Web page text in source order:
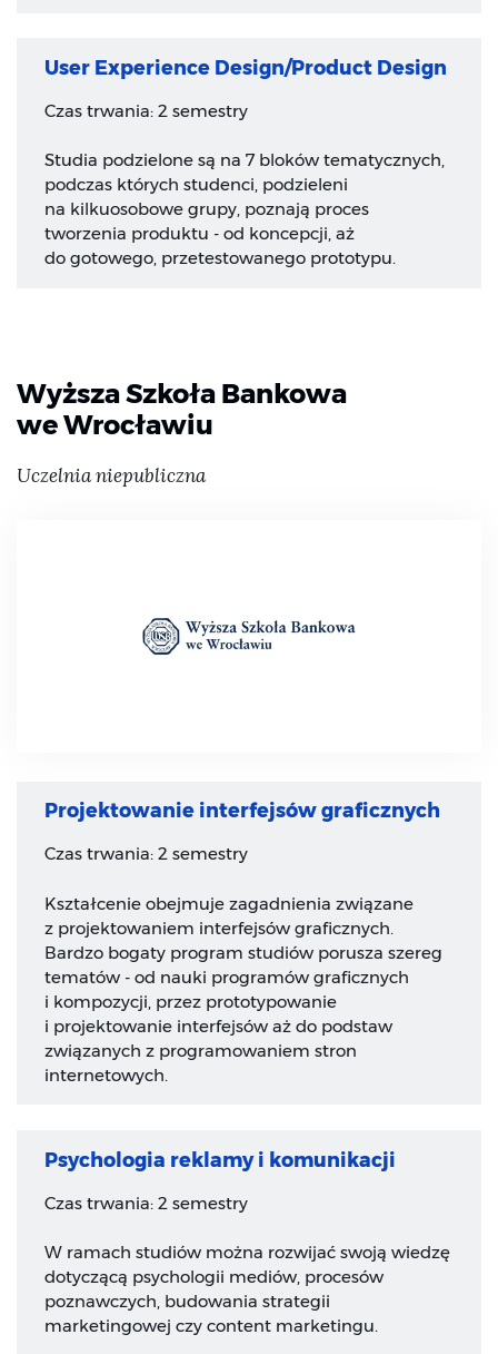
User Experience Design/Product Design
Czas trwania: 2 semestry
Studia podzielone są na 7 bloków tematycznych,
podczas których studenci, podzieleni
na kilkuosobowe grupy, poznają proces
tworzenia produktu - od koncepcji, aż
do gotowego, przetestowanego prototypu.
Wyższa Szkoła Bankowa
we Wrocławiu
Uczelnia niepubliczna
Projektowanie interfejsów graficznych
Czas trwania: 2 semestry
Kształcenie obejmuje zagadnienia związane
z projektowaniem interfejsów graficznych.
Bardzo bogaty program studiów porusza szereg
tematów - od nauki programów graficznych
i kompozycji, przez prototypowanie
i projektowanie interfejsów aż do podstaw
związanych z programowaniem stron
internetowych.
Psychologia reklamy i komunikacji
Czas trwania: 2 semestry
W ramach studiów można rozwijać swoją wiedzę
dotyczącą psychologii mediów, procesów
poznawczych, budowania strategii
marketingowej czy content marketingu.